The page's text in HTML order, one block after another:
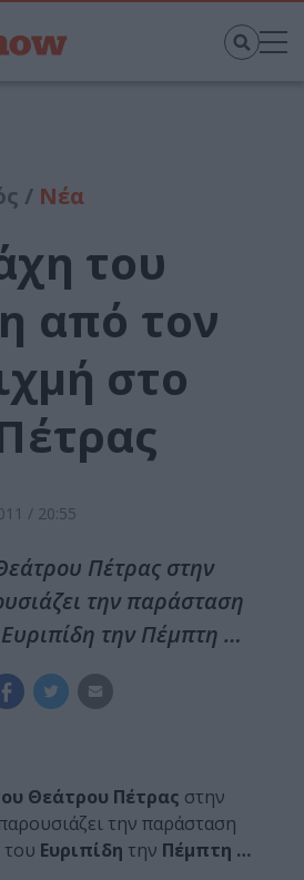
/ Νέα
του
από τον
στο
/ 20:55
Πέτρας στην
την παράσταση
την Πέμπτη …
Θεάτρου Πέτρας στην
την παράσταση
του Ευριπίδη την Πέμπτη …